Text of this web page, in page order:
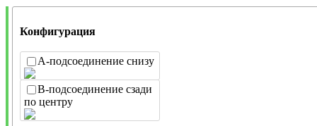
Конфигурация
A-подсоединение снизу
B-подсоединение сзади
по центру